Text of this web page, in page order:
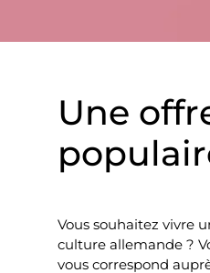
Une
Vous souhaitez vivre
culture allemande ?
vous correspond